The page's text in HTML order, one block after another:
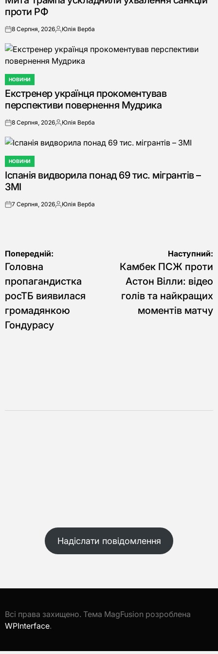
проти РФ
on8 Серпня, 2026Опубліковано
Юлія Верба
ОПУБЛІКУВАТИ
У
НОВИНИ
Екстренер українця прокоментував
перспективи повернення Мудрика
on8 Серпня, 2026Опубліковано
Юлія Верба
ОПУБЛІКУВАТИ
У
НОВИНИ
Іспанія видворила понад 69 тис. мігрантів –
ЗМІ
on7 Серпня, 2026Опубліковано
Юлія Верба
Навігація
записів
Попередній:
Головна
пропагандистка
росТБ виявилася
громадянкою
Гондурасу
Наступний:
Камбек ПСЖ проти
Астон Вілли: відео
голів та найкращих
моментів матчу
Надіслати повідомлення
Всі права захищено. Тема MagFusion розроблена
WPInterface.